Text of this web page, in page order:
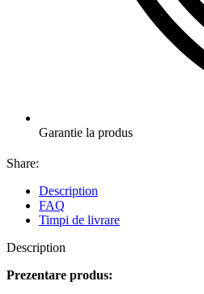
Garantie la produs
Share:
Description
FAQ
Timpi de livrare
Description
Prezentare produs: